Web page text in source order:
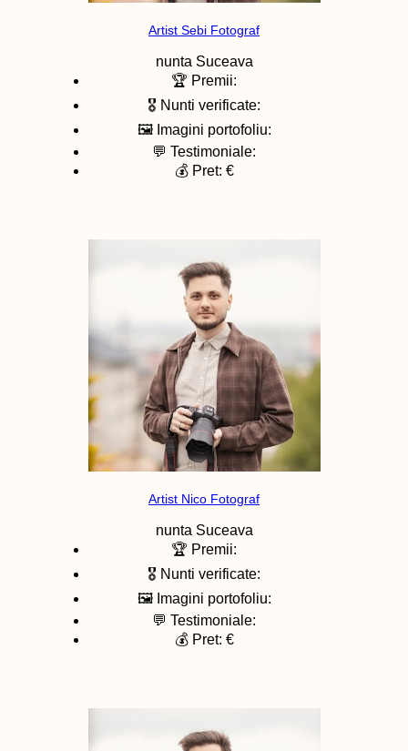
Artist Sebi Fotograf
nunta Suceava
🏆 Premii:
🎖️ Nunti verificate:
🖼️ Imagini portofoliu:
💬 Testimoniale:
💰 Pret: €
Artist Nico Fotograf
nunta Suceava
🏆 Premii:
🎖️ Nunti verificate:
🖼️ Imagini portofoliu:
💬 Testimoniale:
💰 Pret: €